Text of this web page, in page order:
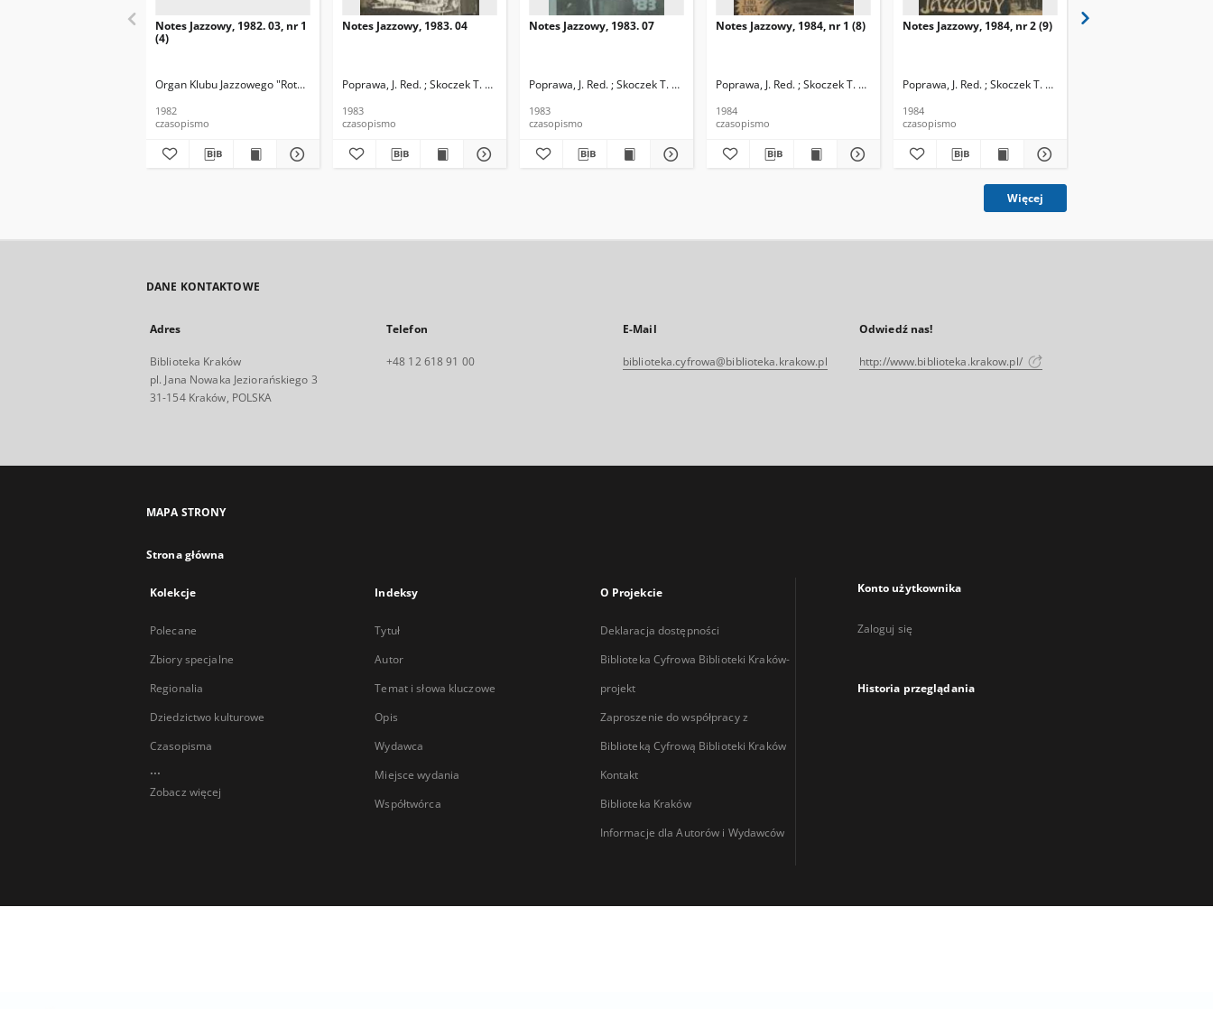
Notes Jazzowy, 1982. 03, nr 1
(4)
Organ Klubu Jazzowego "Rotunda" Skoczek, T. Red.
1982
czasopismo
Notes Jazzowy, 1983. 04
Poprawa, J. Red. ; Skoczek T. Red.
1983
czasopismo
Notes Jazzowy, 1983. 07
Poprawa, J. Red. ; Skoczek T. Red.
1983
czasopismo
Notes Jazzowy, 1984, nr 1 (8)
Poprawa, J. Red. ; Skoczek T. Red.
1984
czasopismo
Notes Jazzowy, 1984, nr 2 (9)
Poprawa, J. Red. ; Skoczek T. Red.
1984
czasopismo
Więcej
DANE KONTAKTOWE
Adres
Biblioteka Kraków
pl. Jana Nowaka Jeziorańskiego 3
31-154 Kraków, POLSKA
Telefon
+48 12 618 91 00
E-Mail
biblioteka.cyfrowa@biblioteka.krakow.pl
Odwiedź nas!
http://www.biblioteka.krakow.pl/
MAPA STRONY
Strona główna
Kolekcje
Polecane
Zbiory specjalne
Regionalia
Dziedzictwo kulturowe
Czasopisma
...
Zobacz więcej
Indeksy
Tytuł
Autor
Temat i słowa kluczowe
Opis
Wydawca
Miejsce wydania
Współtwórca
O Projekcie
Deklaracja dostępności
Biblioteka Cyfrowa Biblioteki Kraków-
projekt
Zaproszenie do współpracy z
Biblioteką Cyfrową Biblioteki Kraków
Kontakt
Biblioteka Kraków
Informacje dla Autorów i Wydawców
Konto użytkownika
Zaloguj się
Historia przeglądania